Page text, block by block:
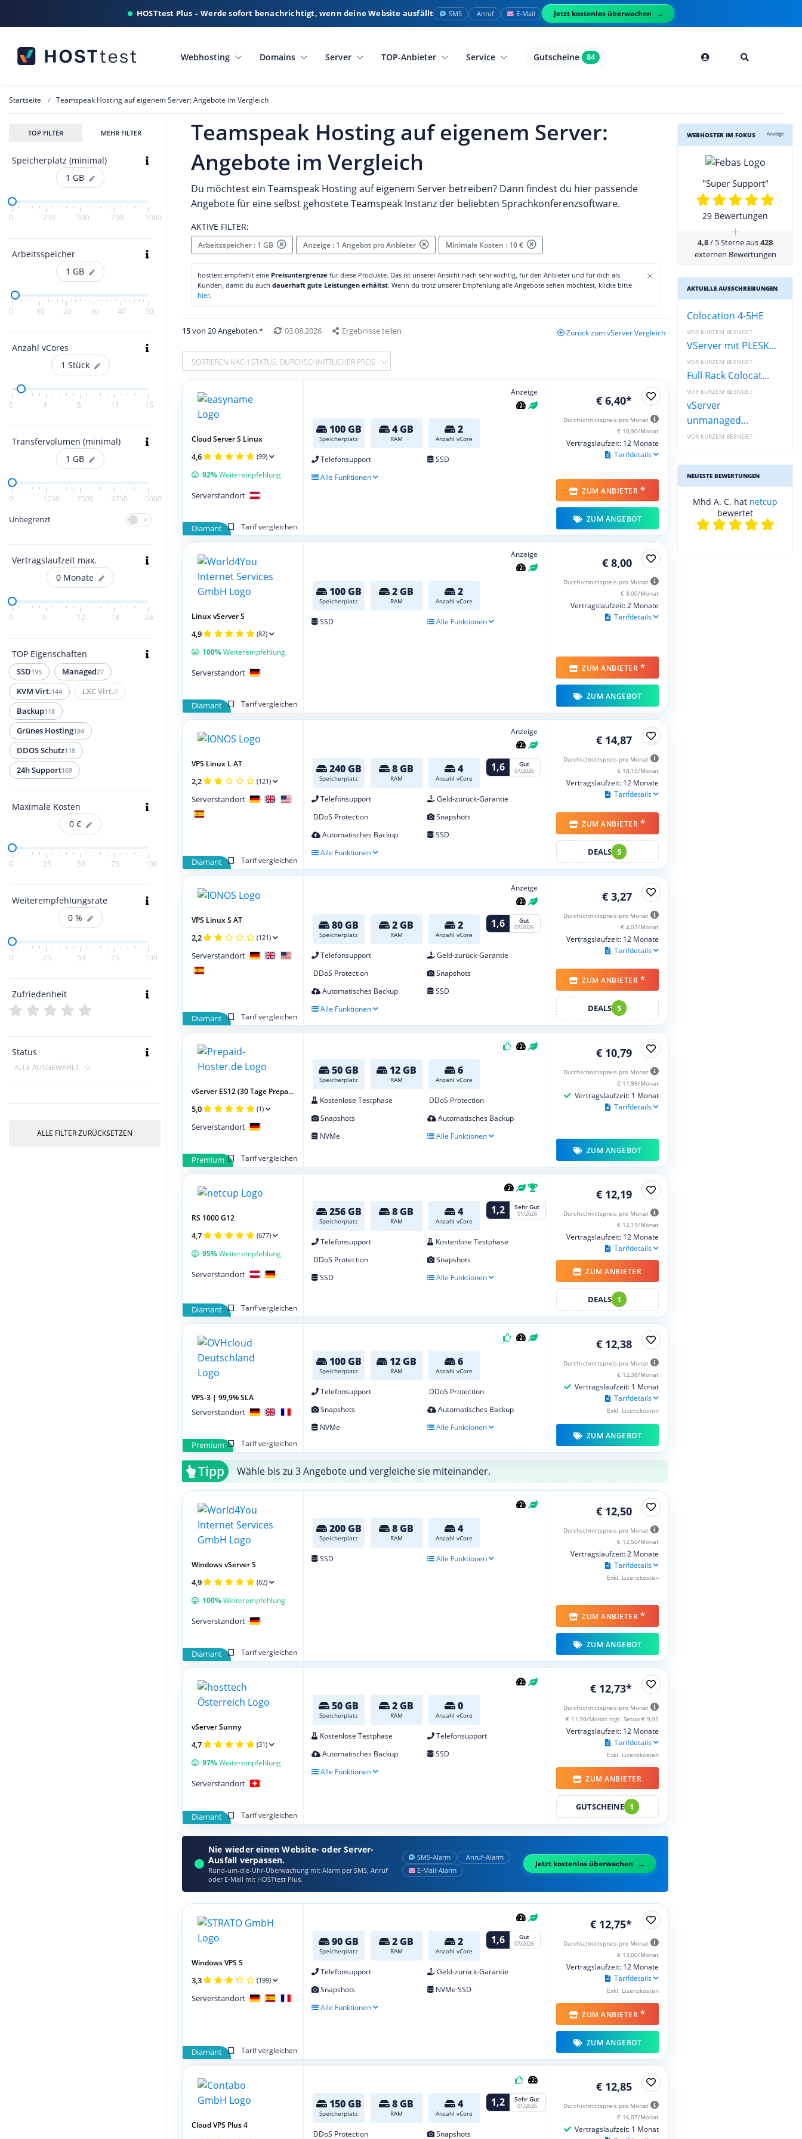
HOSTtest Plus – Werde sofort benachrichtigt, wenn deine Website ausfällt SMS Anruf E-Mail Jetzt kostenlos überwachen
Webhosting Domains Server TOP-Anbieter Service Gutscheine 84
Startseite Teamspeak Hosting auf eigenem Server: Angebote im Vergleich
TOP FILTER MEHR FILTER
Speicherplatz (minimal)
1 GB
0 250 500 750 1000
Arbeitsspeicher
1 GB
0 10 20 30 40 50
Anzahl vCores
1 Stück
0 4 8 11 15
Transfervolumen (minimal)
1 GB
0 1250 2500 3750 5000
Unbegrenzt
Vertragslaufzeit max.
0 Monate
0 6 12 18 24
TOP Eigenschaften
SSD195 Managed27
KVM Virt.144 LXC Virt.0
Backup118
Grünes Hosting184
DDOS Schutz118
24h Support169
Maximale Kosten
0 €
0 25 50 75 100
Weiterempfehlungsrate
0 %
0 25 50 75 100
Zufriedenheit
Status
ALLE AUSGEWÄHLT
ALLE FILTER ZURÜCKSETZEN
Teamspeak Hosting auf eigenem Server:
Angebote im Vergleich
Du möchtest ein Teamspeak Hosting auf eigenem Server betreiben? Dann findest du hier passende
Angebote für eine selbst gehostete Teamspeak Instanz der beliebten Sprachkonferenzsoftware.
AKTIVE FILTER:
Arbeitsspeicher : 1 GB Anzeige : 1 Angebot pro Anbieter Minimale Kosten : 10 €
×
hosttest empfiehlt eine Preisuntergrenze für diese Produkte. Das ist unserer Ansicht nach sehr wichtig, für den Anbieter und für dich als
Kunden, damit du auch dauerhaft gute Leistungen erhältst. Wenn du trotz unserer Empfehlung alle Angebote sehen möchtest, klicke bitte
hier.
15von 20 Angeboten.* 03.08.2026 Ergebnisse teilen Zurück zum vServer Vergleich
SORTIEREN NACH STATUS, DURCHSCHNITTLICHER PREIS
Anzeige
100 GB
Speicherplatz
4 GB
RAM
2
Anzahl vCore
Telefonsupport
SSD
Alle Funktionen
Diamant Tarif vergleichen
Cloud Server S Linux
4,6 (99)
92%Weiterempfehlung
Serverstandort
€ 6,40*
Durchschnittspreis pro Monat
€ 10,90/Monat
Vertragslaufzeit: 12 Monate
Tarifdetails
ZUM ANBIETER *
ZUM ANGEBOT
Anzeige
100 GB
Speicherplatz
2 GB
RAM
2
Anzahl vCore
SSD Alle Funktionen
Diamant Tarif vergleichen
Linux vServer S
4,9 (82)
100%Weiterempfehlung
Serverstandort
€ 8,00
Durchschnittspreis pro Monat
€ 8,00/Monat
Vertragslaufzeit: 2 Monate
Tarifdetails
ZUM ANBIETER *
ZUM ANGEBOT
Anzeige
240 GB
Speicherplatz
8 GB
RAM
4
Anzahl vCore
1,6 Gut
07/2026
Telefonsupport
Geld-zurück-Garantie
DDoS Protection
Snapshots
Automatisches Backup
SSD
Alle Funktionen
Diamant
Tarif vergleichen
VPS Linux L AT
2,2 (121)
Serverstandort
€ 14,87
Durchschnittspreis pro Monat
€ 18,15/Monat
Vertragslaufzeit: 12 Monate
Tarifdetails
ZUM ANBIETER *
DEALS 5
Anzeige
80 GB
Speicherplatz
2 GB
RAM
2
Anzahl vCore
1,6 Gut
07/2026
Telefonsupport
Geld-zurück-Garantie
DDoS Protection
Snapshots
Automatisches Backup
SSD
Alle Funktionen
Diamant
Tarif vergleichen
VPS Linux S AT
2,2 (121)
Serverstandort
€ 3,27
Durchschnittspreis pro Monat
€ 4,03/Monat
Vertragslaufzeit: 12 Monate
Tarifdetails
ZUM ANBIETER *
DEALS 5
50 GB
Speicherplatz
12 GB
RAM
6
Anzahl vCore
Kostenlose Testphase
DDoS Protection
Snapshots
Automatisches Backup
NVMe
Alle Funktionen
Premium Tarif vergleichen
vServer ES12 (30 Tage Prepa...
5,0 (1)
Serverstandort
€ 10,79
Durchschnittspreis pro Monat
€ 11,99/Monat
Vertragslaufzeit: 1 Monat
Tarifdetails
ZUM ANGEBOT
256 GB
Speicherplatz
8 GB
RAM
4
Anzahl vCore
1,2 Sehr Gut
01/2026
Telefonsupport
Kostenlose Testphase
DDoS Protection
Snapshots
SSD
Alle Funktionen
Diamant Tarif vergleichen
RS 1000 G12
4,7 (677)
95%Weiterempfehlung
Serverstandort
€ 12,19
Durchschnittspreis pro Monat
€ 12,19/Monat
Vertragslaufzeit: 12 Monate
Tarifdetails
ZUM ANBIETER
DEALS 1
100 GB
Speicherplatz
12 GB
RAM
6
Anzahl vCore
Telefonsupport
DDoS Protection
Snapshots
Automatisches Backup
NVMe
Alle Funktionen
Premium
Tarif vergleichen
VPS-3 | 99,9% SLA
Serverstandort
€ 12,38
Durchschnittspreis pro Monat
€ 12,38/Monat
Vertragslaufzeit: 1 Monat
Tarifdetails
Exkl. Lizenzkosten
ZUM ANGEBOT
Tipp Wähle bis zu 3 Angebote und vergleiche sie miteinander.
200 GB
Speicherplatz
8 GB
RAM
4
Anzahl vCore
SSD Alle Funktionen
Diamant Tarif vergleichen
Windows vServer S
4,9 (82)
100%Weiterempfehlung
Serverstandort
€ 12,50
Durchschnittspreis pro Monat
€ 12,50/Monat
Vertragslaufzeit: 2 Monate
Tarifdetails
Exkl. Lizenzkosten
ZUM ANBIETER *
ZUM ANGEBOT
50 GB
Speicherplatz
2 GB
RAM
0
Anzahl vCore
Kostenlose Testphase
Telefonsupport
Automatisches Backup
SSD
Alle Funktionen
Diamant Tarif vergleichen
vServer Sunny
4,7 (31)
97%Weiterempfehlung
Serverstandort
€ 12,73*
Durchschnittspreis pro Monat
€ 11,90/Monat zzgl. Setup € 9,95
Vertragslaufzeit: 12 Monate
Tarifdetails
Exkl. Lizenzkosten
ZUM ANBIETER
GUTSCHEINE 1
Nie wieder einen Website- oder Server-
Ausfall verpassen.
Rund-um-die-Uhr-Überwachung mit Alarm per SMS, Anruf
oder E‑Mail mit HOSTtest Plus.
SMS‑Alarm
Anruf‑Alarm
E‑Mail‑Alarm
Jetzt kostenlos überwachen
90 GB
Speicherplatz
2 GB
RAM
2
Anzahl vCore
1,6 Gut
07/2026
Telefonsupport
Geld-zurück-Garantie
Snapshots
NVMe SSD
Alle Funktionen
Diamant Tarif vergleichen
Windows VPS S
3,3 (199)
Serverstandort
€ 12,75*
Durchschnittspreis pro Monat
€ 13,00/Monat
Vertragslaufzeit: 12 Monate
Tarifdetails
Exkl. Lizenzkosten
ZUM ANBIETER *
ZUM ANGEBOT
150 GB
Speicherplatz
8 GB
RAM
4
Anzahl vCore
1,2 Sehr Gut
01/2026
DDoS Protection Snapshots
Cloud VPS Plus 4
€ 12,85
Durchschnittspreis pro Monat
€ 16,07/Monat
Vertragslaufzeit: 1 Monat
WEBHOSTER IM FOKUS Anzeige
"Super Support"
29 Bewertungen
+
4,8/ 5 Sterne aus428
externen Bewertungen
AKTUELLE AUSSCHREIBUNGEN
Colocation 4-5HE
VOR KURZEM BEENDET
VServer mit PLESK...
VOR KURZEM BEENDET
Full Rack Colocat...
VOR KURZEM BEENDET
vServer
unmanaged...
VOR KURZEM BEENDET
NEUESTE BEWERTUNGEN
Mhd A. C. hat netcup
bewertet